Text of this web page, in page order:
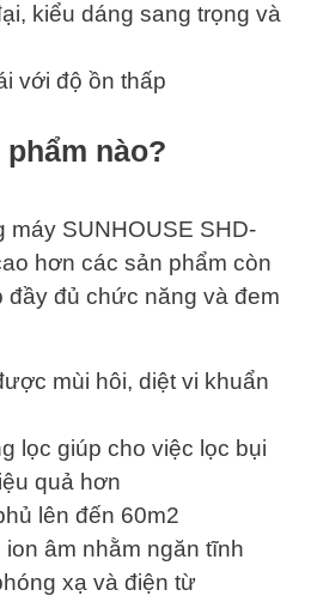
kiểu dáng sang trọng và
với độ ồn thấp
nào?
máy SUNHOUSE SHD-
hơn các sản phẩm còn
đầy đủ chức năng và đem
mùi hôi, diệt vi khuẩn
lọc giúp cho việc lọc bụi
quả hơn
lên đến 60m2
âm nhằm ngăn tĩnh
xạ và điện từ